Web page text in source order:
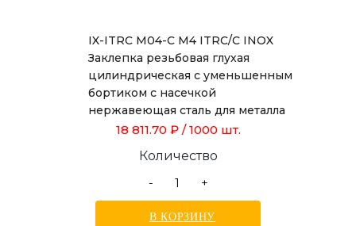
IX-ITRC M04-C M4 ITRC/C INOX
Заклепка резьбовая глухая
цилиндрическая с уменьшенным
бортиком с насечкой
нержавеющая сталь для металла
толщиной от 0,5 до 2,0 мм
18 811.70 ₽ / 1000 шт.
Количество
-
+
В КОРЗИНУ